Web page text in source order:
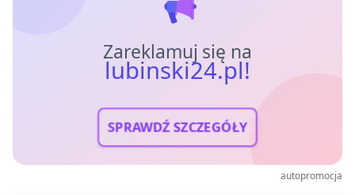
Zareklamuj się na
lubinski24.pl!
SPRAWDŹ SZCZEGÓŁY
autopromocja